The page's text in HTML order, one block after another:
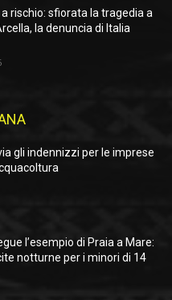
rischio: sfiorata la tragedia a
la denuncia di Italia
gli indennizzi per le imprese
l’esempio di Praia a Mare:
notturne per i minori di 14